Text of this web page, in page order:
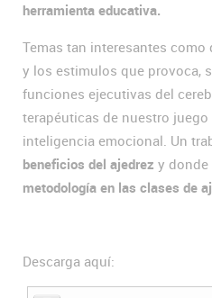
herramienta educativa.
Temas tan interesantes como
y los estimulos que provoca,
funciones ejecutivas del
terapéuticas de nuestro
inteligencia emocional. Un
beneficios del ajedrez y donde
metodología en las clases de
Descarga aquí: